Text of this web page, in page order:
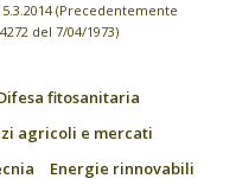
(Precedentemente
del 7/04/1973)
fitosanitaria
agricoli e mercati
Energie rinnovabili